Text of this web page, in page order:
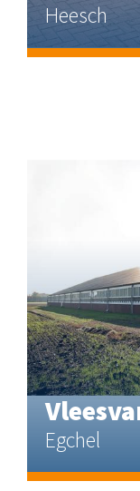
Heesch
Egchel